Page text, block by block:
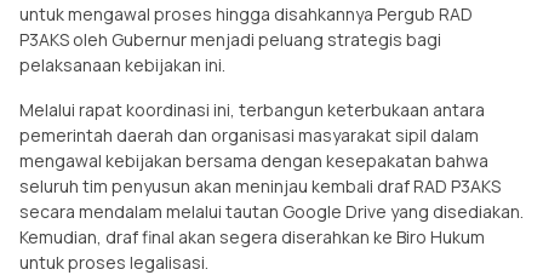
untuk mengawal proses hingga disahkannya Pergub RAD
P3AKS oleh Gubernur menjadi peluang strategis bagi
pelaksanaan kebijakan ini.
Melalui rapat koordinasi ini, terbangun keterbukaan antara
pemerintah daerah dan organisasi masyarakat sipil dalam
mengawal kebijakan bersama dengan kesepakatan bahwa
seluruh tim penyusun akan meninjau kembali draf RAD P3AKS
secara mendalam melalui tautan Google Drive yang disediakan.
Kemudian, draf final akan segera diserahkan ke Biro Hukum
untuk proses legalisasi.